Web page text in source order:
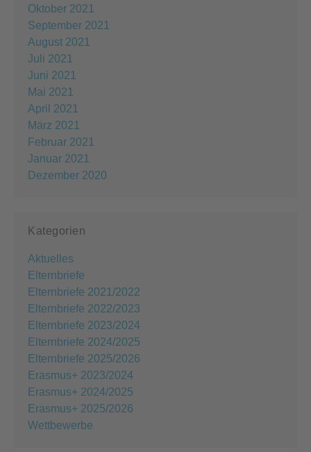
Oktober 2021
September 2021
August 2021
Juli 2021
Juni 2021
Mai 2021
April 2021
März 2021
Februar 2021
Januar 2021
Dezember 2020
Kategorien
Aktuelles
Elternbriefe
Elternbriefe 2021/2022
Elternbriefe 2022/2023
Elternbriefe 2023/2024
Elternbriefe 2024/2025
Elternbriefe 2025/2026
Erasmus+ 2023/2024
Erasmus+ 2024/2025
Erasmus+ 2025/2026
Wettbewerbe